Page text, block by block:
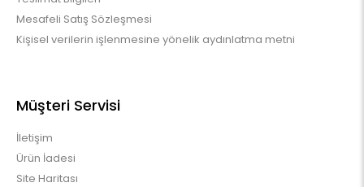
Mesafeli Satış Sözleşmesi
Kişisel verilerin işlenmesine yönelik aydınlatma metni
Müşteri Servisi
İletişim
Ürün İadesi
Site Haritası